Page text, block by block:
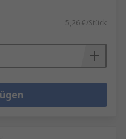
5,26 €/Stück